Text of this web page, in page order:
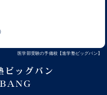
医学部受験の予備校【進学塾ビッグバン】